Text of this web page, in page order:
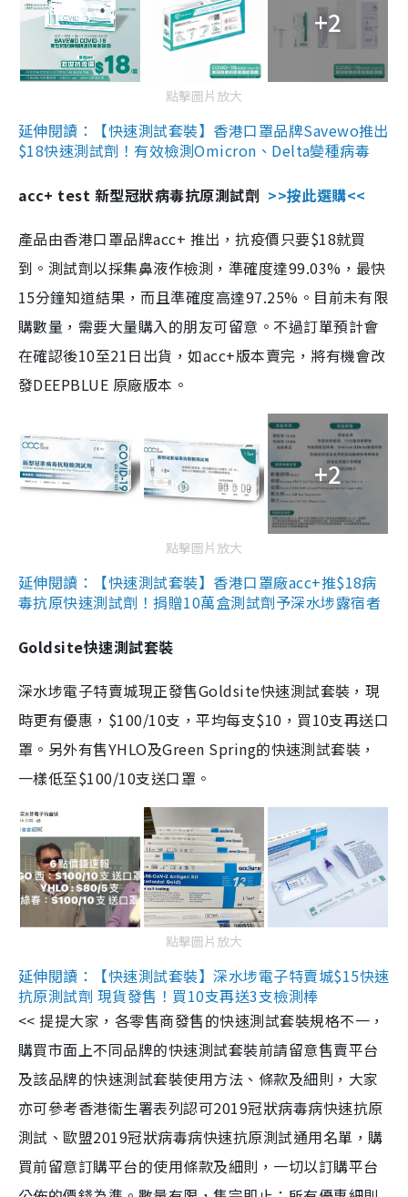
+2
點擊圖片放大
延伸閱讀：【快速測試套裝】香港口罩品牌Savewo推出
$18快速測試劑！有效檢測Omicron、Delta變種病毒
acc+ test 新型冠狀病毒抗原測試劑 >>按此選購<<
產品由香港口罩品牌acc+ 推出，抗疫價只要$18就買
到。測試劑以採集鼻液作檢測，準確度達99.03%，最快
15分鐘知道結果，而且準確度高達97.25%。目前未有限
購數量，需要大量購入的朋友可留意。不過訂單預計會
在確認後10至21日出貨，如acc+版本賣完，將有機會改
發DEEPBLUE 原廠版本。
+2
點擊圖片放大
延伸閱讀：【快速測試套裝】香港口罩廠acc+推$18病
毒抗原快速測試劑！捐贈10萬盒測試劑予深水埗露宿者
Goldsite快速測試套裝
深水埗電子特賣城現正發售Goldsite快速測試套裝，現
時更有優惠，$100/10支，平均每支$10，買10支再送口
罩。另外有售YHLO及Green Spring的快速測試套裝，
一樣低至$100/10支送口罩。
點擊圖片放大
延伸閱讀：【快速測試套裝】深水埗電子特賣城$15快速
抗原測試劑 現貨發售！買10支再送3支檢測棒
<< 提提大家，各零售商發售的快速測試套裝規格不一，
購買市面上不同品牌的快速測試套裝前請留意售賣平台
及該品牌的快速測試套裝使用方法、條款及細則，大家
亦可參考香港衞生署表列認可2019冠狀病毒病快速抗原
測試、歐盟2019冠狀病毒病快速抗原測試通用名單，購
買前留意訂購平台的使用條款及細則，一切以訂購平台